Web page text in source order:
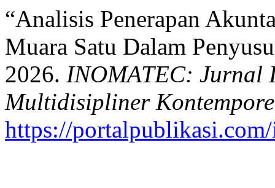
“Analisis Penerapan
Muara Satu Dalam
2026. INOMATEC: Jurnal
Multidisipliner
https://